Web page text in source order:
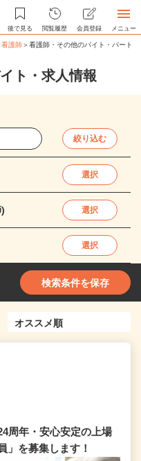
後で見る 閲覧履歴 会員登録 メニュー
看護師 ＞看護師・その他のバイト・パート求
ト・求人情報
絞り込む
選択
選択
選択
検索条件を保存
周年・安心安定の上場
」を募集します！